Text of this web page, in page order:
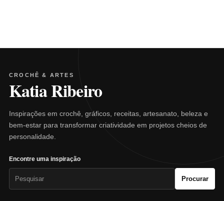
CROCHÊ & ARTES
Katia Ribeiro
Inspirações em crochê, gráficos, receitas, artesanato, beleza e
bem-estar para transformar criatividade em projetos cheios de
personalidade.
Encontre uma inspiração
Procurar